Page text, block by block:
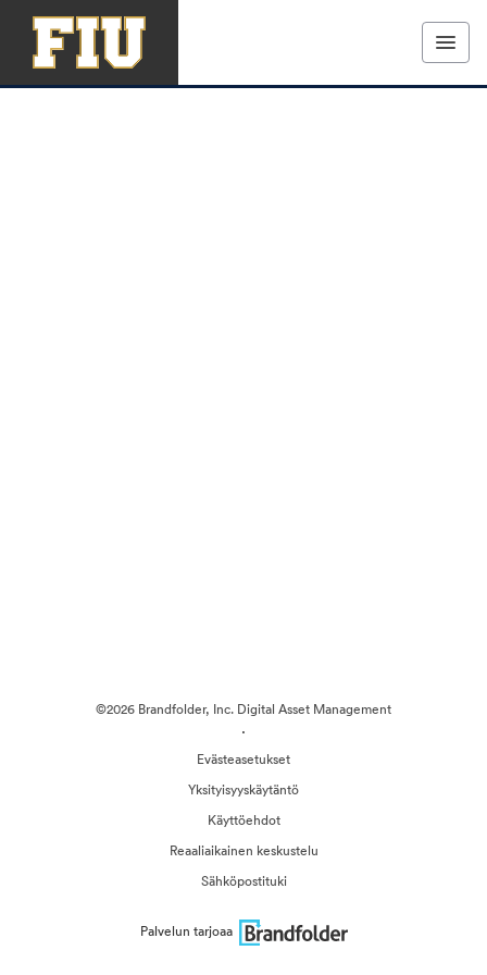
©2026 Brandfolder, Inc. Digital Asset Management
·
Evästeasetukset
Yksityisyyskäytäntö
Käyttöehdot
Reaaliaikainen keskustelu
Sähköpostituki
Palvelun tarjoaa